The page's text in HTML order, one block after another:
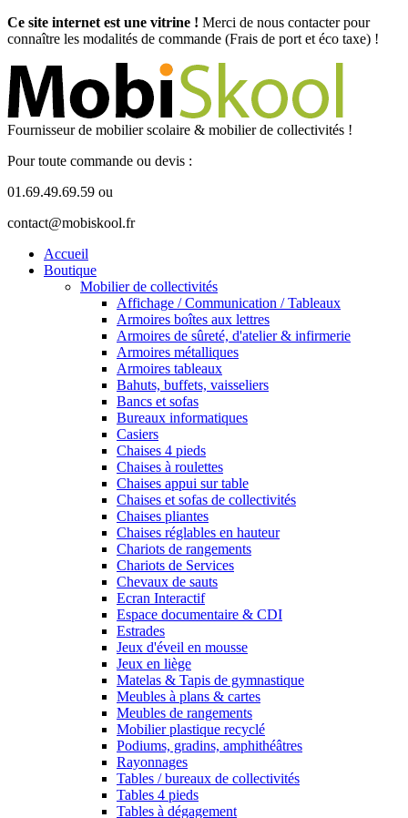
Ce site internet est une vitrine ! Merci de nous contacter pour
connaître les modalités de commande (Frais de port et éco taxe) !
Fournisseur de mobilier scolaire & mobilier de collectivités !
Pour toute commande ou devis :
01.69.49.69.59 ou
contact@mobiskool.fr
Accueil
Boutique
Mobilier de collectivités
Affichage / Communication / Tableaux
Armoires boîtes aux lettres
Armoires de sûreté, d'atelier & infirmerie
Armoires métalliques
Armoires tableaux
Bahuts, buffets, vaisseliers
Bancs et sofas
Bureaux informatiques
Casiers
Chaises 4 pieds
Chaises à roulettes
Chaises appui sur table
Chaises et sofas de collectivités
Chaises pliantes
Chaises réglables en hauteur
Chariots de rangements
Chariots de Services
Chevaux de sauts
Ecran Interactif
Espace documentaire & CDI
Estrades
Jeux d'éveil en mousse
Jeux en liège
Matelas & Tapis de gymnastique
Meubles à plans & cartes
Meubles de rangements
Mobilier plastique recyclé
Podiums, gradins, amphithéâtres
Rayonnages
Tables / bureaux de collectivités
Tables 4 pieds
Tables à dégagement